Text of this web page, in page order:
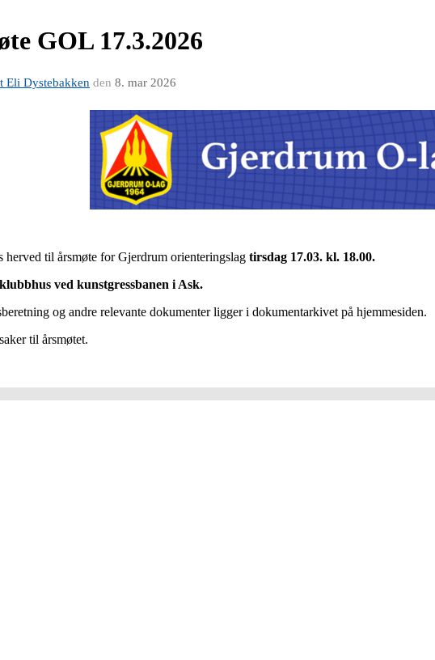
GOL 17.3.2026
Eli Dystebakken den 8. mar 2026
herved til årsmøte for Gjerdrum orienteringslag tirsdag 17.03. kl. 18.00.
ved kunstgressbanen i Ask.
og andre relevante dokumenter ligger i dokumentarkivet på hjemmesiden.
til årsmøtet.